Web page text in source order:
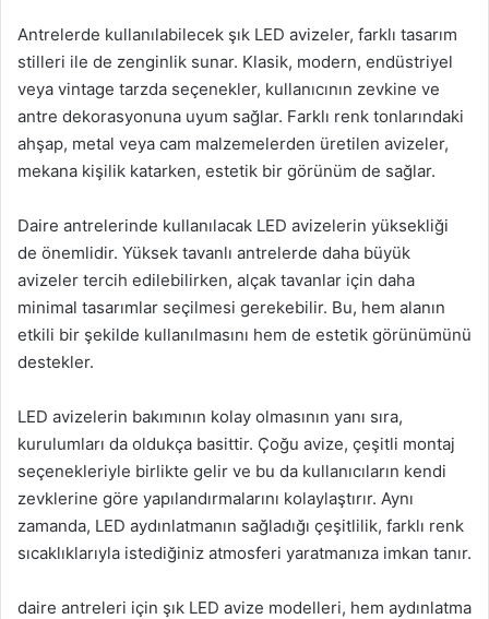
Antrelerde kullanılabilecek şık LED avizeler, farklı tasarım
stilleri ile de zenginlik sunar. Klasik, modern, endüstriyel
veya vintage tarzda seçenekler, kullanıcının zevkine ve
antre dekorasyonuna uyum sağlar. Farklı renk tonlarındaki
ahşap, metal veya cam malzemelerden üretilen avizeler,
mekana kişilik katarken, estetik bir görünüm de sağlar.
Daire antrelerinde kullanılacak LED avizelerin yüksekliği
de önemlidir. Yüksek tavanlı antrelerde daha büyük
avizeler tercih edilebilirken, alçak tavanlar için daha
minimal tasarımlar seçilmesi gerekebilir. Bu, hem alanın
etkili bir şekilde kullanılmasını hem de estetik görünümünü
destekler.
LED avizelerin bakımının kolay olmasının yanı sıra,
kurulumları da oldukça basittir. Çoğu avize, çeşitli montaj
seçenekleriyle birlikte gelir ve bu da kullanıcıların kendi
zevklerine göre yapılandırmalarını kolaylaştırır. Aynı
zamanda, LED aydınlatmanın sağladığı çeşitlilik, farklı renk
sıcaklıklarıyla istediğiniz atmosferi yaratmanıza imkan tanır.
daire antreleri için şık LED avize modelleri, hem aydınlatma